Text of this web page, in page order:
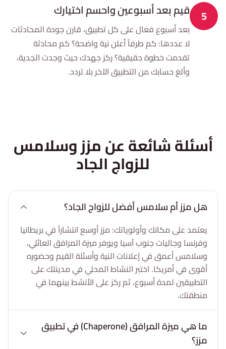
5 قيم بعد أسبوعين واحسم اختيارك
بعد أسبوع فعال على كل تطبيق، قارن جودة المحادثات
لا عددها: كم طرفاً أعلن نية واضحة؟ كم محادثة
تقدمت خطوة حقيقية؟ ركز جهدك حيث وجدت الجدية،
وألغ حسابك من التطبيق الآخر بلا تردد.
أسئلة شائعة عن مزز وسلامس
للزواج الجاد
هل مزز أم سلامس أفضل للزواج الجاد؟
يعتمد على مكانك وأولوياتك: مزز أوسع انتشاراً في بريطانيا
وفرنسا وجاليات جنوب آسيا ويوفر ميزة المرافق العائلي،
وسلامس أعمق في إعلانات النية وأسئلة القيم وحضوره
أقوى في أمريكا. اختبر النشاط المحلي في مدينتك على
التطبيقين لمدة أسبوع، ثم ركز على الأنشط بينهما في
منطقتك.
ما هي ميزة المرافق (Chaperone) في تطبيق
مزز؟